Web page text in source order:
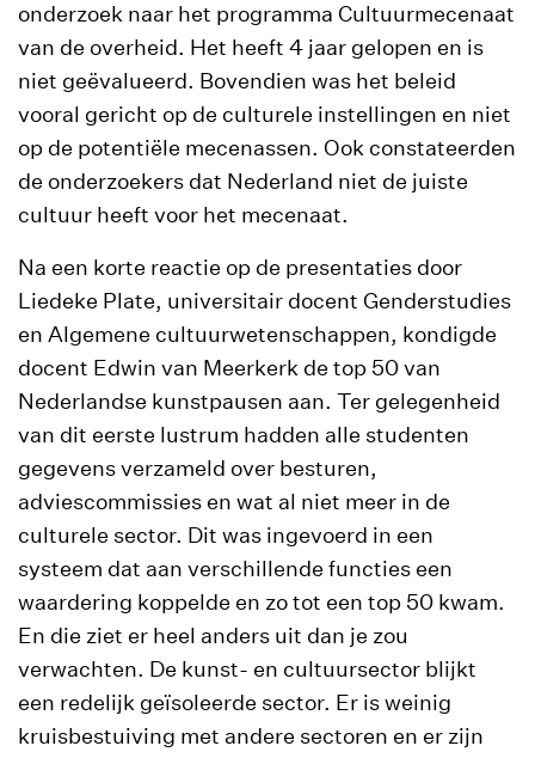
onderzoek naar het programma Cultuurmecenaat
van de overheid. Het heeft 4 jaar gelopen en is
niet geëvalueerd. Bovendien was het beleid
vooral gericht op de culturele instellingen en niet
op de potentiële mecenassen. Ook constateerden
de onderzoekers dat Nederland niet de juiste
cultuur heeft voor het mecenaat.
Na een korte reactie op de presentaties door
Liedeke Plate, universitair docent Genderstudies
en Algemene cultuurwetenschappen, kondigde
docent Edwin van Meerkerk de top 50 van
Nederlandse kunstpausen aan. Ter gelegenheid
van dit eerste lustrum hadden alle studenten
gegevens verzameld over besturen,
adviescommissies en wat al niet meer in de
culturele sector. Dit was ingevoerd in een
systeem dat aan verschillende functies een
waardering koppelde en zo tot een top 50 kwam.
En die ziet er heel anders uit dan je zou
verwachten. De kunst- en cultuursector blijkt
een redelijk geïsoleerde sector. Er is weinig
kruisbestuiving met andere sectoren en er zijn